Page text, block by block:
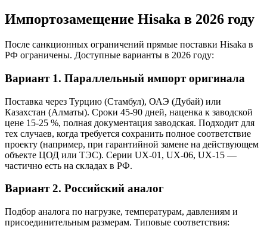
Импортозамещение Hisaka в 2026 году
После санкционных ограничений прямые поставки Hisaka в
РФ ограничены. Доступные варианты в 2026 году:
Вариант 1. Параллельный импорт оригинала
Поставка через Турцию (Стамбул), ОАЭ (Дубай) или
Казахстан (Алматы). Сроки 45-90 дней, наценка к заводской
цене 15-25 %, полная документация заводская. Подходит для
тех случаев, когда требуется сохранить полное соответствие
проекту (например, при гарантийной замене на действующем
объекте ЦОД или ТЭС). Серии UX-01, UX-06, UX-15 —
частично есть на складах в РФ.
Вариант 2. Российский аналог
Подбор аналога по нагрузке, температурам, давлениям и
присоединительным размерам. Типовые соответствия: